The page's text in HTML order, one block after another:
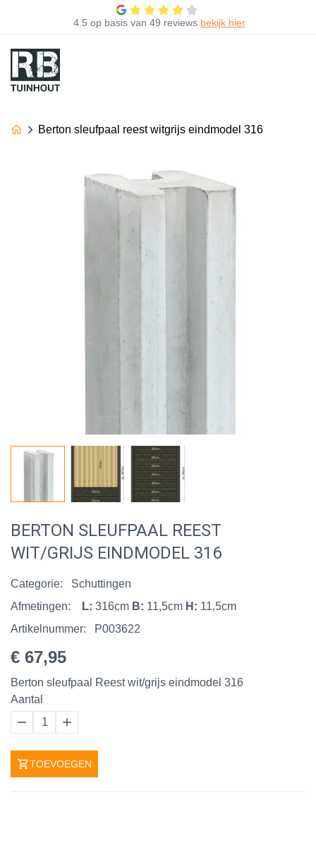
4.5 op basis van 49 reviews bekijk hier
Berton sleufpaal reest witgrijs eindmodel 316
BERTON SLEUFPAAL REEST
WIT/GRIJS EINDMODEL 316
Categorie:
Schuttingen
Afmetingen:
L: 316cm B: 11,5cm H: 11,5cm
Artikelnummer:
P003622
€ 67,95
Berton sleufpaal Reest wit/grijs eindmodel 316
Aantal
1
TOEVOEGEN